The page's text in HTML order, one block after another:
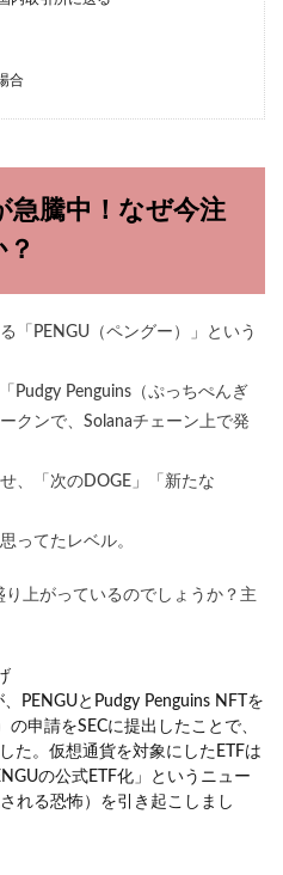
合
急騰中！なぜ今注
「PENGU（ペングー）」という
Pudgy Penguins（ぷっちぺんぎ
クンで、Solanaチェーン上で発
、「次のDOGE」「新たな
ってたレベル。
上がっているのでしょうか？主
PENGUとPudgy Penguins NFTを
申請をSECに提出したことで、
た。仮想通貨を対象にしたETFは
の公式ETF化」というニュー
れる恐怖）を引き起こしまし